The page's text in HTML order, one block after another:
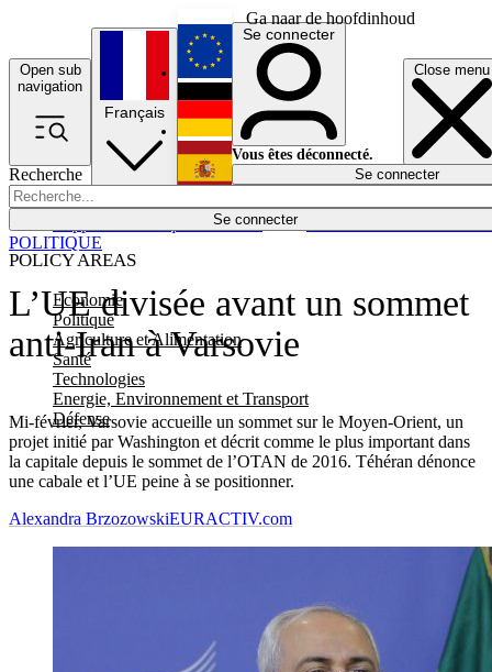
Ga naar de hoofdinhoud
Open sub
navigation
Close menu
Recherche
Se connecter
POLICY AREAS
Economie
Politique
Agriculture et Alimentation
Santé
Technologies
Energie, Environnement et Transport
Défense
Économie
Français
English
Deutsch
Español
Se connecter
Vous êtes déconnecté.
Se connecter
L’UE divisée avant un sommet
anti-Iran à Varsovie
Mi-février, Varsovie accueille un sommet sur le Moyen-Orient, un
projet initié par Washington et décrit comme le plus important dans
la capitale depuis le sommet de l’OTAN de 2016. Téhéran dénonce
une cabale et l’UE peine à se positionner.
POLITIQUE
Alexandra BrzozowskiEURACTIV.com